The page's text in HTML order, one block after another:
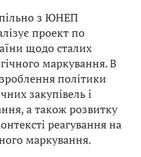
з ЮНЕП
проект по
щодо сталих
маркування. В
політики
закупівель і
а також розвитку
реагування на
маркування.